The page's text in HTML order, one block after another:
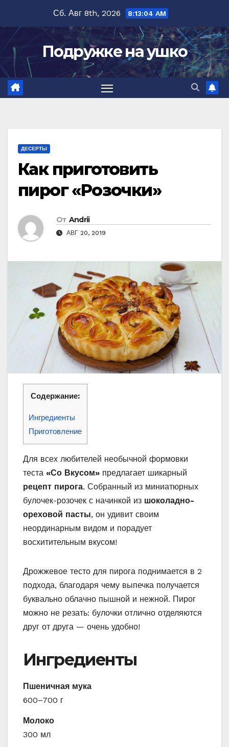
содержимому
Сб. Авг 8th, 2026 8:13:05 AM
Подружке на ушко
ДЕСЕРТЫ
Как приготовить
пирог «Розочки»
От Andrii
АВГ 20, 2019
Содержание:
Ингредиенты
Приготовление
Для всех любителей необычной формовки
теста «Со Вкусом» предлагает шикарный
рецепт пирога. Собранный из миниатюрных
булочек-розочек с начинкой из шоколадно-
ореховой пасты, он удивит своим
неординарным видом и порадует
восхитительным вкусом!
Дрожжевое тесто для пирога поднимается в 2
подхода, благодаря чему выпечка получается
буквально облачно пышной и нежной. Пирог
можно не резать: булочки отлично отделяются
друг от друга — очень удобно!
Ингредиенты
Пшеничная мука
600–700 г
Молоко
300 мл